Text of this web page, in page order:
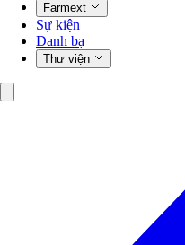
Farmext
Sự kiện
Danh bạ
Thư viện